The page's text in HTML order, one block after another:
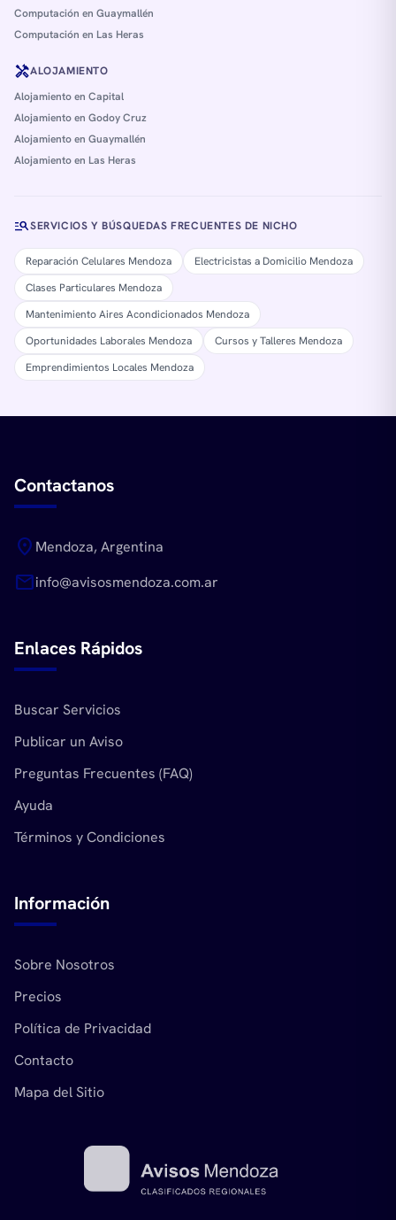
Computación en Guaymallén
Computación en Las Heras
handymanALOJAMIENTO
Alojamiento en Capital
Alojamiento en Godoy Cruz
Alojamiento en Guaymallén
Alojamiento en Las Heras
manage_searchSERVICIOS Y BÚSQUEDAS FRECUENTES DE NICHO
Reparación Celulares Mendoza
Electricistas a Domicilio Mendoza
Clases Particulares Mendoza
Mantenimiento Aires Acondicionados Mendoza
Oportunidades Laborales Mendoza
Cursos y Talleres Mendoza
Emprendimientos Locales Mendoza
Contactanos
location_on Mendoza, Argentina
mailinfo@avisosmendoza.com.ar
Enlaces Rápidos
Buscar Servicios
Publicar un Aviso
Preguntas Frecuentes (FAQ)
Ayuda
Términos y Condiciones
Información
Sobre Nosotros
Precios
Política de Privacidad
Contacto
Mapa del Sitio